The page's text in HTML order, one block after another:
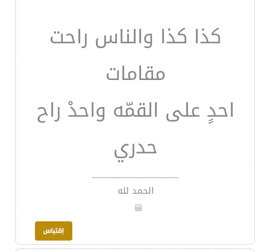
كذا كذا والناس راحت
مقامات
احدٍ على القمّه واحدْ راح
حدري
__________________
الحمد لله